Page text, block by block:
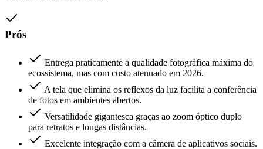
Prós
Entrega praticamente a qualidade fotográfica máxima do
ecossistema, mas com custo atenuado em 2026.
A tela que elimina os reflexos da luz facilita a conferência
de fotos em ambientes abertos.
Versatilidade gigantesca graças ao zoom óptico duplo
para retratos e longas distâncias.
Excelente integração com a câmera de aplicativos sociais.